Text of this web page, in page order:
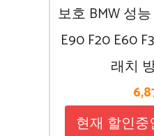
보호 BMW 성능
E90 F20 E60
래치
현재 할인